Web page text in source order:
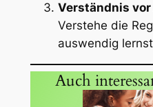
Verständnis
Verstehe die
auswendig
Auch